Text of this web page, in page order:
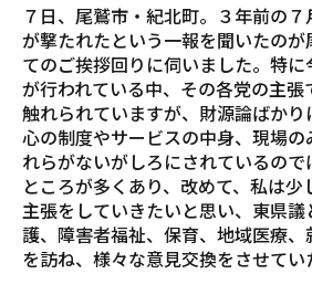
７日、尾鷲市・紀北町。３年前の
が撃たれたという一報を聞いたの
てのご挨拶回りに伺いました。特
が行われている中、その各党の主
触れられていますが、財源論ばか
心の制度やサービスの中身、現場
れらがないがしろにされているの
ところが多くあり、改めて、私は
主張をしていきたいと思い、東県
護、障害者福祉、保育、地域医療
を訪ね、様々な意見交換をさせてい